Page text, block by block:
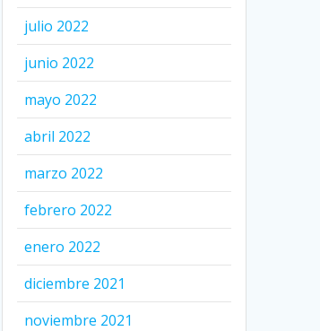
julio 2022
junio 2022
mayo 2022
abril 2022
marzo 2022
febrero 2022
enero 2022
diciembre 2021
noviembre 2021